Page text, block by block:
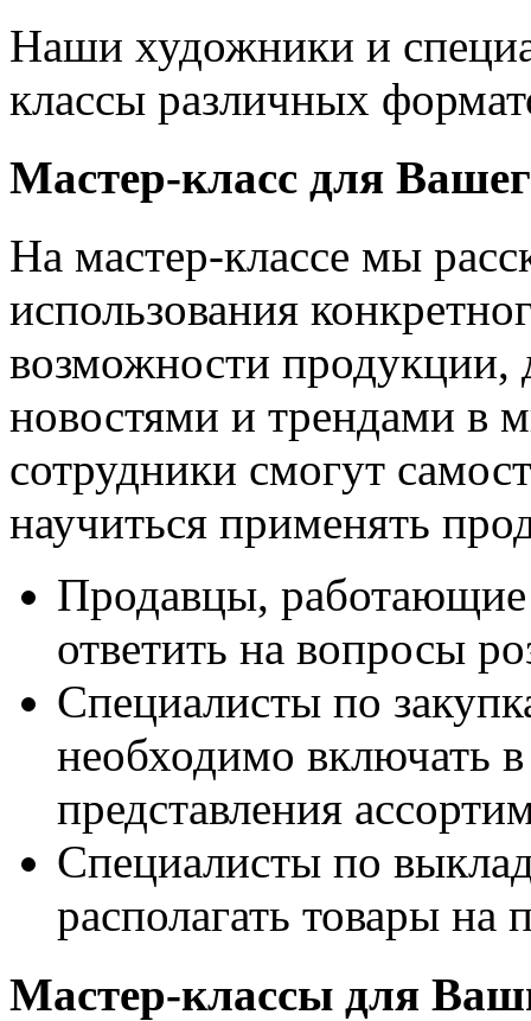
Наши художники и
классы различных
Мастер-класс для
На мастер-классе мы
использования
возможности продукции,
новостями и трендами в
сотрудники смогут
научиться применять
Продавцы, работающие
ответить на вопросы
Специалисты по
необходимо включать в
представления
Специалисты по
располагать товары на
Мастер-классы для